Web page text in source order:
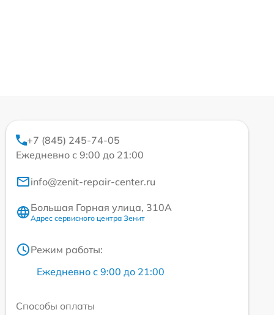
+7 (845) 245-74-05
Ежедневно с 9:00 до 21:00
info@zenit-repair-center.ru
Большая Горная улица, 310А
Адрес сервисного центра Зенит
Режим работы:
Ежедневно с 9:00 до 21:00
Способы оплаты